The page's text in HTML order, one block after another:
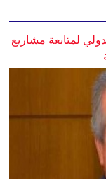
لمتابعة مشاريع